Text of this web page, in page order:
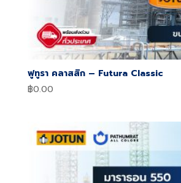
ฟูทูรา คลาสสิก – Futura Classic
฿0.00